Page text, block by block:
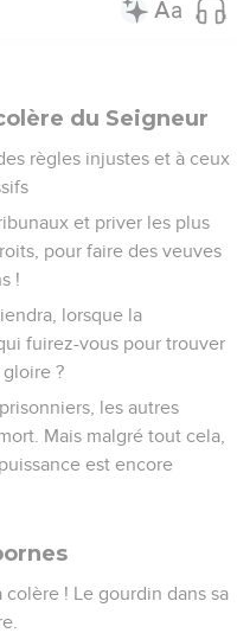
du Seigneur
règles injustes et à ceux
et priver les plus
pour faire des veuves
!
lorsque la
fuirez-vous pour trouver
gloire ?
les autres
Mais malgré tout cela,
est encore
! Le gourdin dans sa